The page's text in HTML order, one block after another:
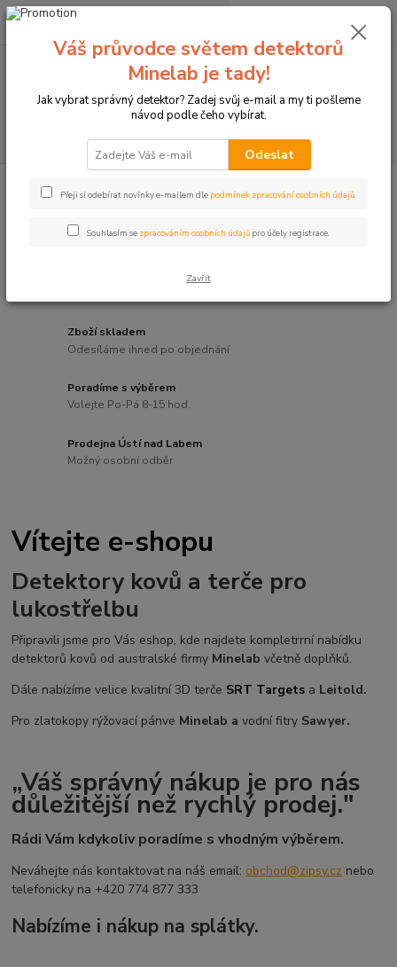
+420774877333
0 Kč
Zboží skladem
Odesíláme ihned po objednání
Poradíme s výběrem
Volejte Po-Pá 8-15 hod.
Prodejna Ústí nad Labem
Možný osobní odběr
Vítejte e-shopu
Detektory kovů a terče pro
lukostřelbu
Připravili jsme pro Vás eshop, kde najdete kompletrrní nabídku
detektorů kovů od australské firmy Minelabvčetně doplňků.
Dále nabízíme velice kvalitní 3D terče SRT Targets a Leitold.
Pro zlatokopy rýžovací pánve Minelab avodní fitry Sawyer.
„Váš správný nákup je pro nás
důležitější než rychlý prodej."
Rádi Vám kdykoliv poradíme s vhodným výběrem.
Neváhejte nás kontaktovat na náš email: obchod@zipsy.cz nebo
telefonicky na +420 774 877 333
Nabízíme i nákup na splátky.
Váš průvodce světem detektorů
Minelab je tady!
Jak vybrat správný detektor? Zadej svůj e-mail a my ti pošleme
návod podle čeho vybírat.
Odeslat
Přeji si odebírat novinky e-mailem dle podmínek zpracování osobních údajů.
Souhlasím se zpracováním osobních údajů pro účely registrace.
Zavřít